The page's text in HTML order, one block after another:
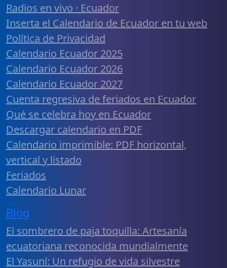
Radios en vivo · Ecuador
Inserta el Calendario de Ecuador en tu web
Política de Privacidad
Calendario Ecuador 2025
Calendario Ecuador 2026
Calendario Ecuador 2027
Cuenta regresiva de feriados en Ecuador
Qué se celebra hoy en Ecuador
Descargar calendario en PDF
Calendario imprimible: PDF horizontal,
vertical y listado
Feriados
Calendario Lunar
Blog
El sombrero de paja toquilla: Artesanía
ecuatoriana reconocida mundialmente
El Yasuní: Un refugio de vida silvestre